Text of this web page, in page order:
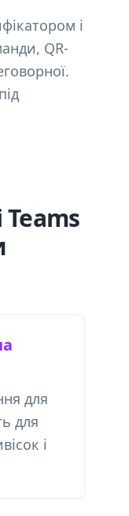
і
QR-
Teams
для
для
і